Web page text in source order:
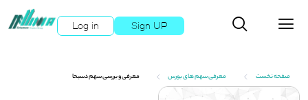
Log in Sign UP
صفحه نخست معرفی سهم های بورس معرفی و بررسی سهم دسبحا